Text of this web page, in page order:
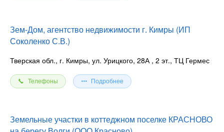
Зем-Дом, агентство недвижимости г. Кимры (ИП
Соколенко С.В.)
Тверская обл., г. Кимры, ул. Урицкого, 28А , 2 эт., ТЦ Гермес
Телефоны Подробнее
Земельные участки в коттеджном поселке КРАСНОВО